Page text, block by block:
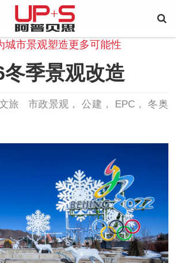
城市景观塑造更多可能性
季景观改造
旅 市政景观 公建 EPC
冬奥